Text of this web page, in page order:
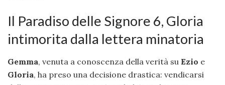
Il Paradiso delle Signore 6, Gloria
intimorita dalla lettera minatoria
Gemma, venuta a conoscenza della verità su Ezio e
Gloria, ha preso una decisione drastica: vendicarsi